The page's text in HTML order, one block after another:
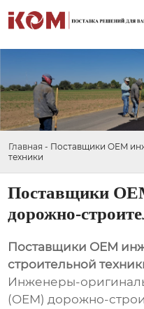
Главная - Поставщики OEM
техники
Поставщики
дорожно-
Поставщики OEM
строительной
Инженеры-
(OEM) дорожно-